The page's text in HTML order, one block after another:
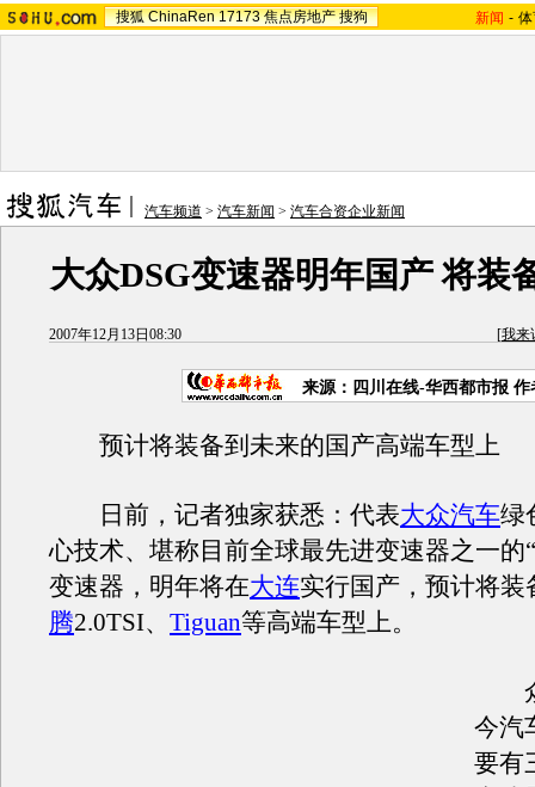
搜狐 ChinaRen 17173 焦点房地产 搜狗 新闻 -
汽车频道 > 汽车新闻 > 汽车合资企业新闻
大众DSG变速器明年国产 将装
2007年12月13日08:30 [我来
来源：四川在线-华西都市报 作
预计将装备到未来的国产高端车型上
日前，记者独家获悉：代表大众汽车绿
心技术、堪称目前全球最先进变速器之一的
变速器，明年将在大连实行国产，预计将装
腾2.0TSI、 Tiguan等高端车型上。
众
今汽
要有